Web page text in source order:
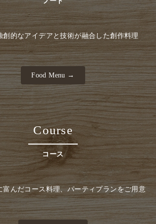
創的なアイデアと技術が融合した創作料理
Food Menu →
Course
コース
富んだコース料理、パーティプランをご用意